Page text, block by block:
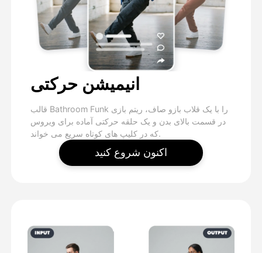
انیمیشن حرکتی
قالب Bathroom Funk را با یک قلاب بازو صاف، ریتم بازی
در قسمت بالای بدن و یک حلقه حرکتی آماده برای ویروس
که در کلیپ های کوتاه سریع می خواند.
اکنون شروع کنید